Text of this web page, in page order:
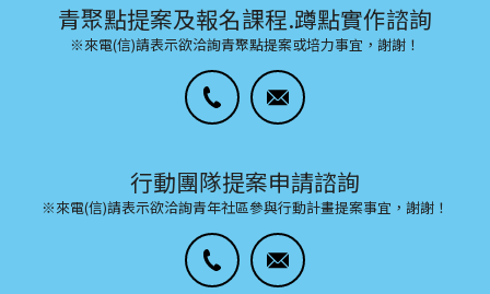
青聚點提案及報名課程.蹲點實作諮詢
※來電(信)請表示欲洽詢青聚點提案或培力事宜，謝謝！
行動團隊提案申請諮詢
※來電(信)請表示欲洽詢青年社區參與行動計畫提案事宜，謝謝！